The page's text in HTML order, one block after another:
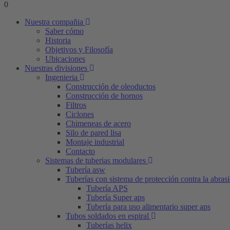
0
Nuestra compañia
Saber cómo
Historia
Objetivos y Filosofía
Ubicaciones
Nuestras divisiones
Ingenieria
Construcción de oleoductos
Construcción de hornos
Filtros
Ciclones
Chimeneas de acero
Silo de pared lisa
Montaje industrial
Contacto
Sistemas de tuberias modulares
Tubería asw
Tuberías con sistema de protección contra la
Tubería APS
Tubería Super aps
Tubería para uso alimentario super aps
Tubos soldados en espiral
Tuberías helix